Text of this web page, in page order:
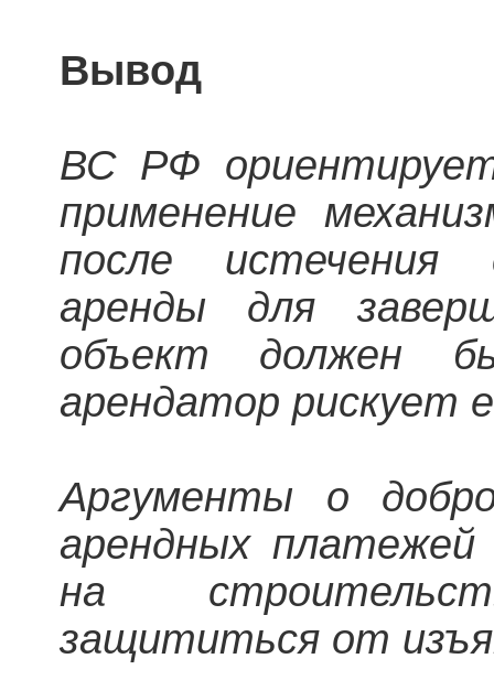
Вывод
ВС РФ
применение
после истечения
аренды для
объект должен
арендатор рискует
Аргументы о
арендных платежей
на
защититься от